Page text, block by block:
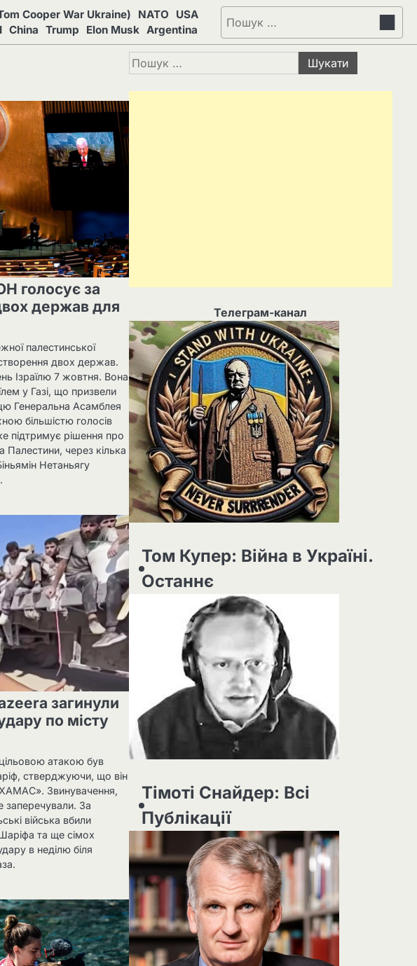
Cooper War Ukraine) NATO
USA
China Trump Elon Musk Argentina
Пошук:
голосує за
держав для
палестинської
двох держав.
Ізраїлю 7 жовтня. Вона
у Газі, що призвели
Генеральна Асамблея
більшістю голосів
підтримує рішення про
Палестини, через кілька
Нетаньягу
загинули
по місту
цільовою атакою був
стверджуючи, що він
Звинувачення,
заперечували. За
війська вбили
та ще сімох
в неділю біля
Пошук:
Телеграм-канал
Том Купер: Війна в Україні.
Останнє
Тімоті Снайдер: Всі
Публікації